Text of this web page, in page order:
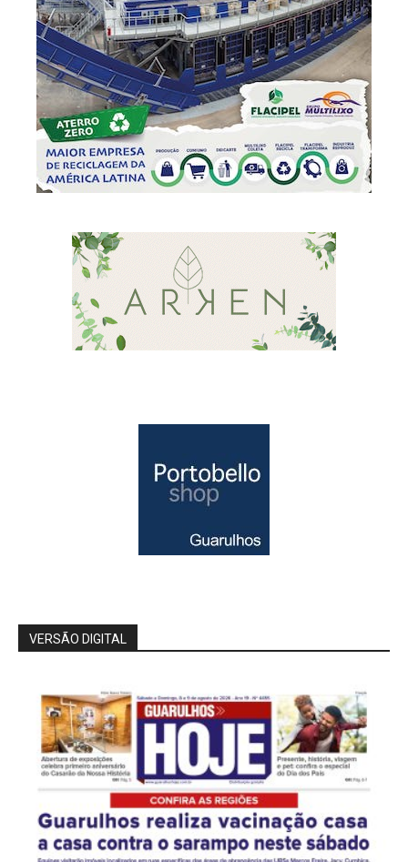
VERSÃO DIGITAL